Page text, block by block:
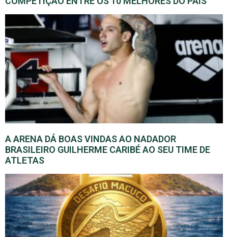
A ARENA DÁ BOAS VINDAS AO NADADOR
BRASILEIRO GUILHERME CARIBÉ AO SEU TIME DE
ATLETAS